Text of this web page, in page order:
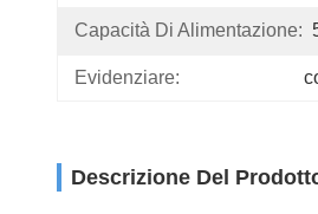
Capacità Di Alimentazione:
Evidenziare:
Descrizione Del